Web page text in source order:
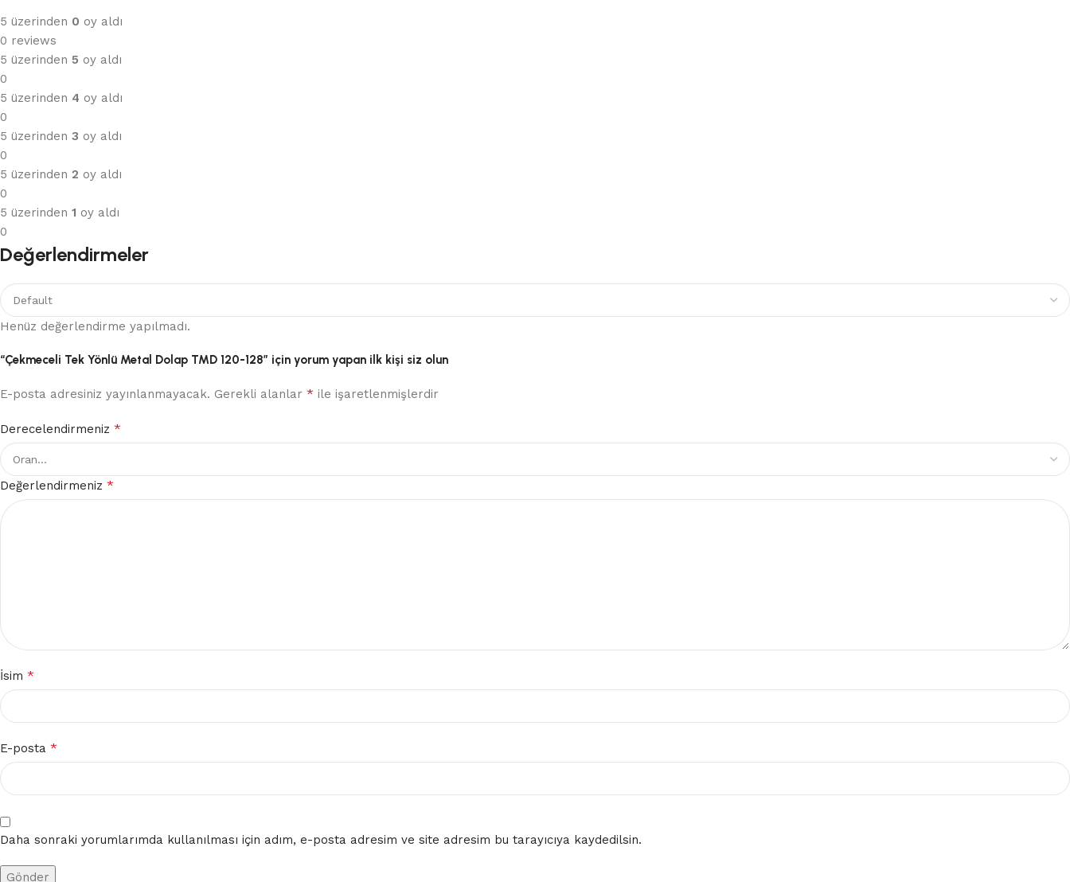
5 üzerinden 0 oy aldı
0 reviews
5 üzerinden 5 oy aldı
0
5 üzerinden 4 oy aldı
0
5 üzerinden 3 oy aldı
0
5 üzerinden 2 oy aldı
0
5 üzerinden 1 oy aldı
0
Değerlendirmeler
Henüz değerlendirme yapılmadı.
“Çekmeceli Tek Yönlü Metal Dolap TMD 120-128” için yorum yapan ilk kişi siz olun
E-posta adresiniz yayınlanmayacak. Gerekli alanlar * ile işaretlenmişlerdir
Derecelendirmeniz *
Değerlendirmeniz *
İsim *
E-posta *
Daha sonraki yorumlarımda kullanılması için adım, e-posta adresim ve site adresim bu tarayıcıya kaydedilsin.